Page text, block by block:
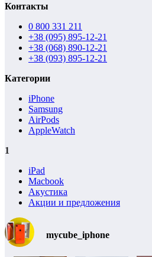
Контакты
0 800 331 211
+38 (095) 895-12-21
+38 (068) 890-12-21
+38 (093) 895-12-21
Категории
iPhone
Samsung
AirPods
AppleWatch
1
iPad
Macbook
Акустика
Акции и предложения
mycube_iphone